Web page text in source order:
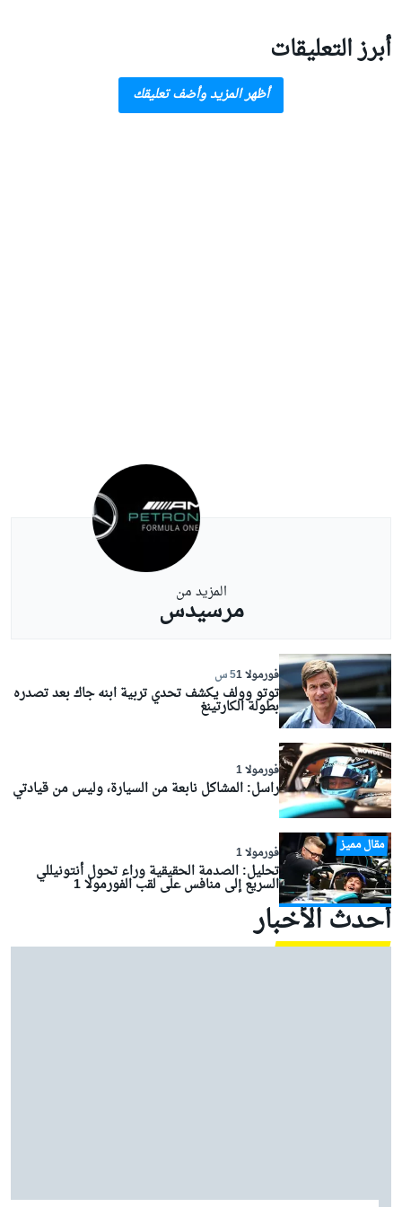
أبرز التعليقات
أظهر المزيد وأضف تعليقك
المزيد من
مرسيدس
فورمولا 1 5 س
توتو وولف يكشف تحدي تربية ابنه جاك بعد تصدره
بطولة الكارتينغ
فورمولا 1
راسل: المشاكل نابعة من السيارة، وليس من قيادتي
مقال مميز فورمولا 1
تحليل: الصدمة الحقيقية وراء تحول أنتونيللي
السريع إلى منافس على لقب الفورمولا 1
أحدث الأخبار